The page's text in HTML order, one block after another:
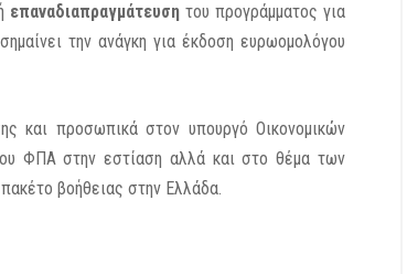
επαναδιαπραγμάτευσητου προγράμματος για
την ανάγκη για έκδοση ευρωομολόγου
και προσωπικά στον υπουργό Οικονομικών
ΦΠΑ στην εστίαση αλλά και στο θέμα των
βοήθειας στην Ελλάδα.